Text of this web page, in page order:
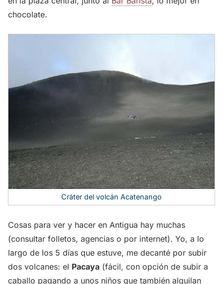
chocolate.
Cráter del volcán Acatenango
Cosas para ver y hacer en Antigua hay muchas
(consultar folletos, agencias o por internet). Yo, a lo
largo de los 5 días que estuve, me decanté por subir
dos volcanes: el Pacaya (fácil, con opción de subir a
caballo pagando a unos niños que también alquilan